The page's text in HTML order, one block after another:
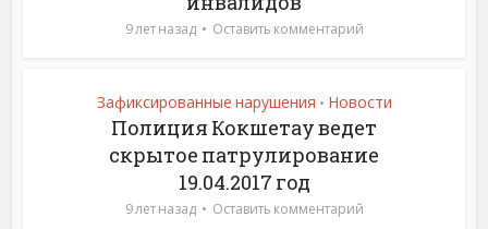
9 лет назад Оставить комментарий
Зафиксированные нарушения • Новости
Полиция Кокшетау ведет
скрытое патрулирование
19.04.2017 год
9 лет назад Оставить комментарий